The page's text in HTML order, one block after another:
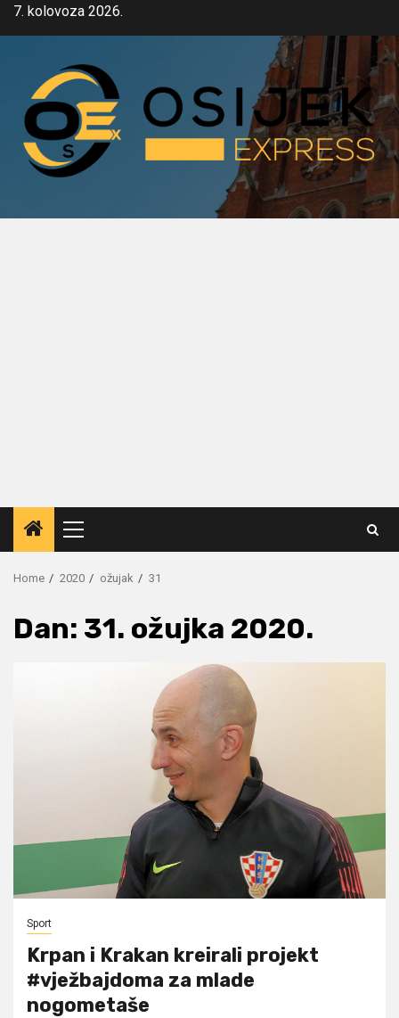
Skip7. kolovoza 2026.
Primary
Menu
Home 2020 ožujak 31
Dan: 31. ožujka 2020.
Sport
Krpan i Krakan kreirali projekt
#vježbajdoma za mlade
nogometaše